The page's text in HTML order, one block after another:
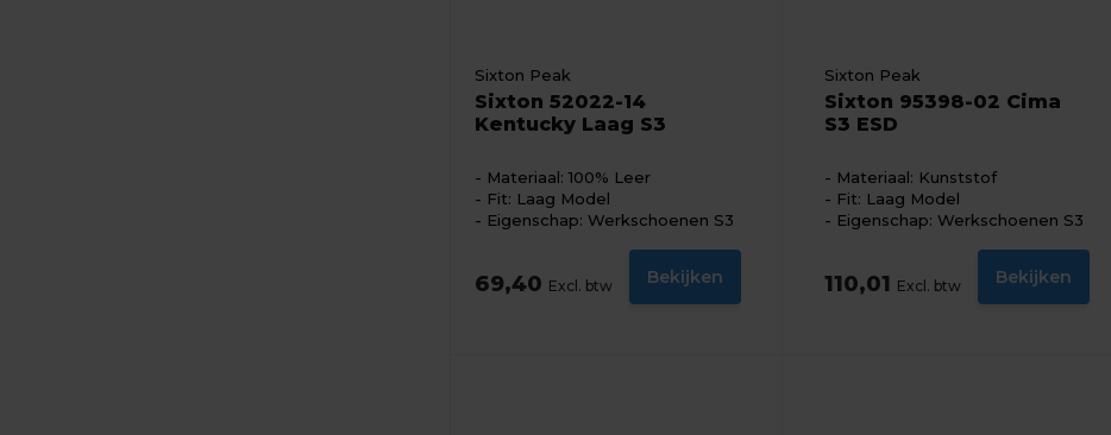
Sixton Peak
Sixton 52022-14
Kentucky Laag S3
Materiaal: 100% Leer
Fit: Laag Model
Eigenschap: Werkschoenen S3
69,40 Excl. btw Bekijken
Sixton Peak
Sixton 95398-02 Cima
S3 ESD
Materiaal: Kunststof
Fit: Laag Model
Eigenschap: Werkschoenen S3
110,01 Excl. btw Bekijken